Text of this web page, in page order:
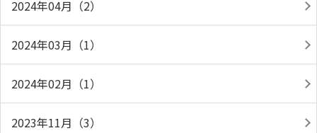
2024年04月（2）
2024年03月（1）
2024年02月（1）
2023年11月（3）